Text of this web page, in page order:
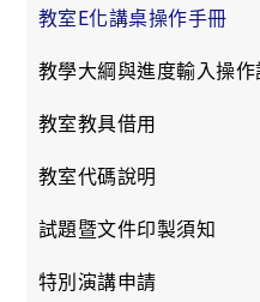
教室E化講桌操作手冊
教學大綱與進度輸入操作
教室教具借用
教室代碼說明
試題暨文件印製須知
特別演講申請